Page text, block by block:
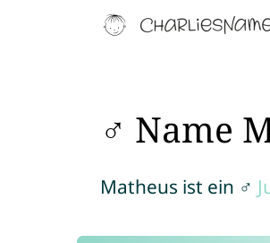
♂ Name
Matheus ist ein ♂